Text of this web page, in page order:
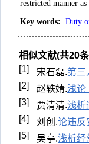
restricted manner
Key words: Duty
相似文献(共20
[1]
宋石磊.第三
[2]
赵轶婧.浅论
[3]
贾清清.浅析
[4]
刘创.论违反
[5]
吴亭.浅析经